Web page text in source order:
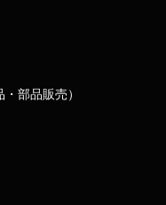
部品販売）